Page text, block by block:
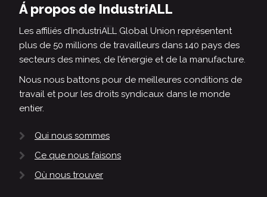
Á propos de IndustriALL
Les affiliés d’IndustriALL Global Union représentent
plus de 50 millions de travailleurs dans 140 pays des
secteurs des mines, de l’énergie et de la manufacture.
Nous nous battons pour de meilleures conditions de
travail et pour les droits syndicaux dans le monde
entier.
Qui nous sommes
Ce que nous faisons
Où nous trouver